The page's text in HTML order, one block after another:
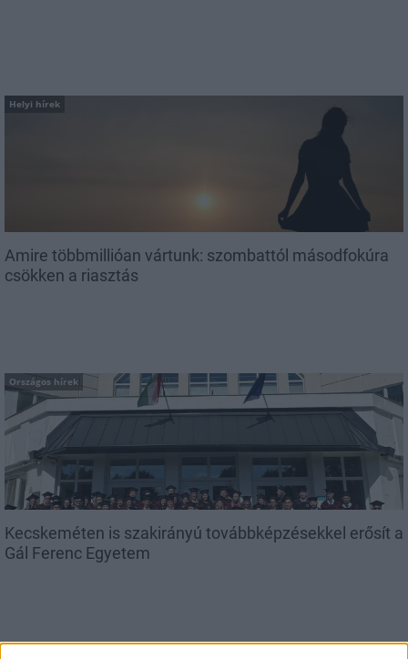
Helyi hírek
Amire többmillióan vártunk: szombattól másodfokúra
csökken a riasztás
Országos hírek
Kecskeméten is szakirányú továbbképzésekkel erősít a
Gál Ferenc Egyetem